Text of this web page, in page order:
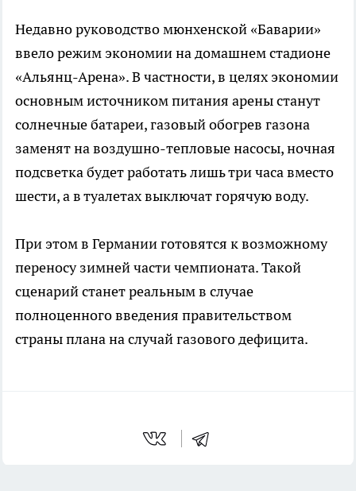
Недавно руководство мюнхенской «Баварии»
ввело режим экономии на домашнем стадионе
«Альянц-Арена». В частности, в целях экономии
основным источником питания арены станут
солнечные батареи, газовый обогрев газона
заменят на воздушно-тепловые насосы, ночная
подсветка будет работать лишь три часа вместо
шести, а в туалетах выключат горячую воду.
При этом в Германии готовятся к возможному
переносу зимней части чемпионата. Такой
сценарий станет реальным в случае
полноценного введения правительством
страны плана на случай газового дефицита.